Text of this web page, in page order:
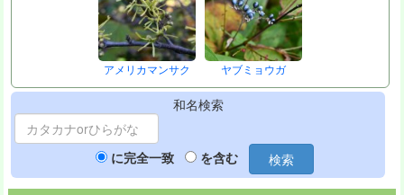
アメリカマンサク ヤブミョウガ
和名検索
に完全一致 を含む 検索